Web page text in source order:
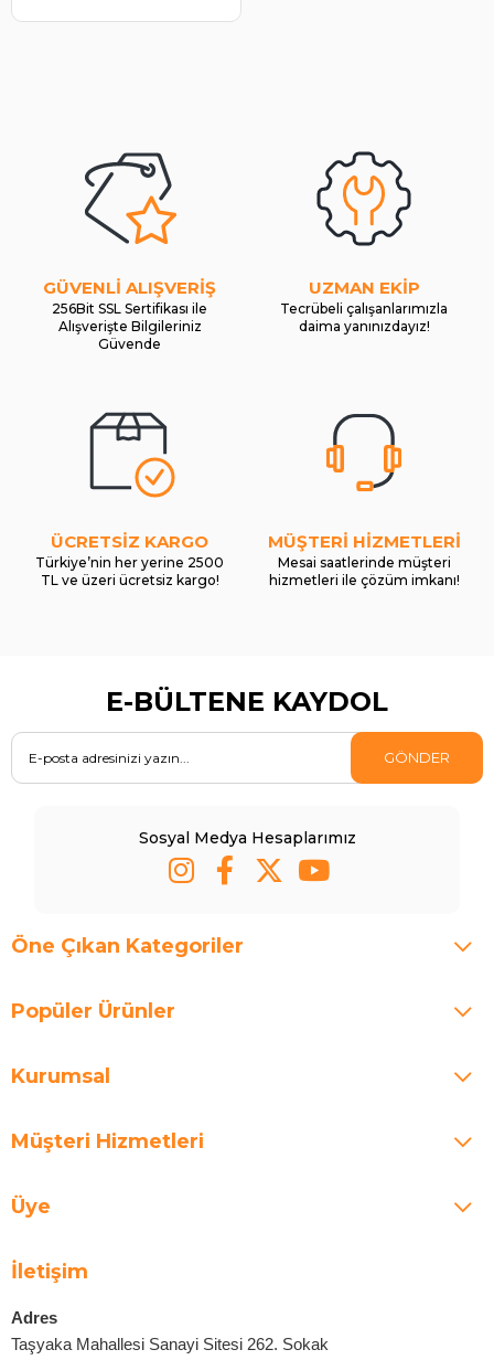
GÜVENLİ ALIŞVERİŞ
256Bit SSL Sertifikası ile
Alışverişte Bilgileriniz
Güvende
UZMAN EKİP
Tecrübeli çalışanlarımızla
daima yanınızdayız!
ÜCRETSİZ KARGO
Türkiye’nin her yerine 2500
TL ve üzeri ücretsiz kargo!
MÜŞTERİ HİZMETLERİ
Mesai saatlerinde müşteri
hizmetleri ile çözüm imkanı!
E-BÜLTENE KAYDOL
GÖNDER
Sosyal Medya Hesaplarımız
Öne Çıkan Kategoriler
Popüler Ürünler
Kurumsal
Müşteri Hizmetleri
Üye
İletişim
Adres
Taşyaka Mahallesi Sanayi Sitesi 262. Sokak